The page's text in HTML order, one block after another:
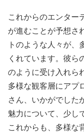
これからのエンター
が進むことが予想さ
トのような人々が、
くれています。彼ら
のように受け入れら
多様な観客層にアプ
さん、いかがでした
魅力について、少し
これからも、多様な